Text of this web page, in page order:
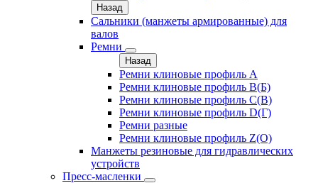
Назад
Сальники (манжеты армированные) для
валов
Ремни
Назад
Ремни клиновые профиль A
Ремни клиновые профиль B(Б)
Ремни клиновые профиль C(В)
Ремни клиновые профиль D(Г)
Ремни разные
Ремни клиновые профиль Z(О)
Манжеты резиновые для гидравлических
устройств
Пресс-масленки